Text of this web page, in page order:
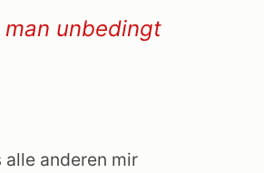
unbedingt
alle anderen mir